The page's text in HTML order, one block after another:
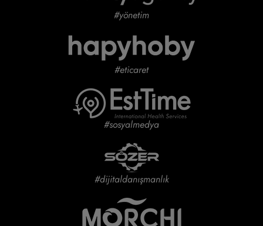
#yönetim
#eticaret
#sosyalmedya
#dijitaldanışmanlık